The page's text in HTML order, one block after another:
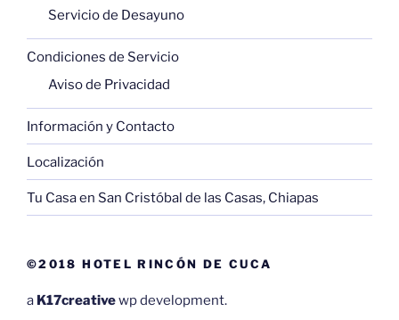
Servicio de Desayuno
Condiciones de Servicio
Aviso de Privacidad
Información y Contacto
Localización
Tu Casa en San Cristóbal de las Casas, Chiapas
©2018 HOTEL RINCÓN DE CUCA
a K17creativewp development.